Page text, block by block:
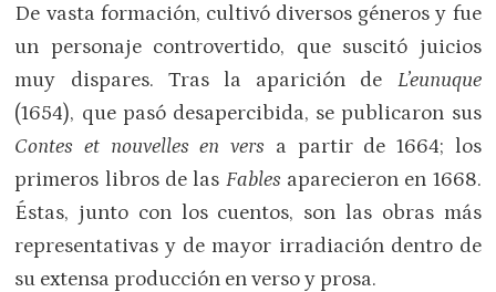
De vasta formación, cultivó diversos géneros y fue
un personaje controvertido, que suscitó juicios
muy dispares. Tras la aparición de L’eunuque
(1654), que pasó desapercibida, se publicaron sus
Contes et nouvelles en vers a partir de 1664; los
primeros libros de las Fables aparecieron en 1668.
Éstas, junto con los cuentos, son las obras más
representativas y de mayor irradiación dentro de
su extensa producción en verso y prosa.